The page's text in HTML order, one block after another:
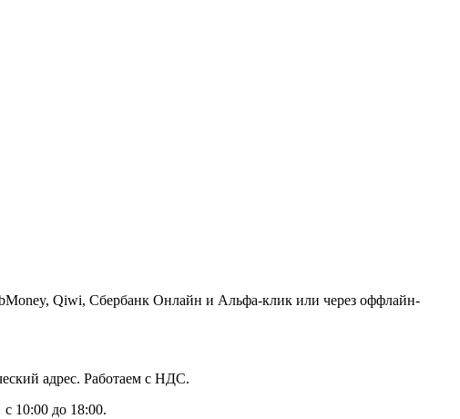
Qiwi, Сбербанк Онлайн и Альфа-клик или через оффлайн-
адрес. Работаем с НДС.
с 10:00 до 18:00.